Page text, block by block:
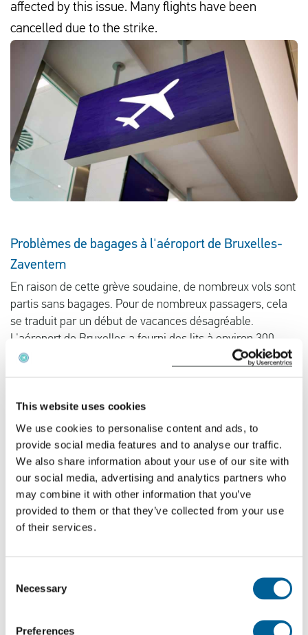
This website uses cookies
We use cookies to personalise content and ads, to
provide social media features and to analyse our traffic.
We also share information about your use of our site with
our social media, advertising and analytics partners who
may combine it with other information that you’ve
provided to them or that they’ve collected from your use
of their services.
Selection
Necessary
Preferences
Contrôler la compensation
A propos de nous
Contact
Français
Se connecter
affected by this issue. Many flights have been
cancelled due to the strike.
Problèmes de bagages à l'aéroport de Bruxelles-
Zaventem
En raison de cette grève soudaine, de nombreux vols sont
partis sans bagages. Pour de nombreux passagers, cela
se traduit par un début de vacances désagréable.
L'aéroport de Bruxelles a fourni des lits à environ 300
personnes, car de nombreux passagers n'ont pas eu
Le syndicat indique qu'Aviapartner poursuivra la grève
jusqu'à mardi. Après avoir discuté avec la direction
dimanche, celle-ci n'est pas parvenue à un accord.
Cependant, les discussions entre le syndicat et la direction
ont repris lundi. Par ailleurs, la grève a entraîné
l'annulation d'environ 150 vols dimanche, affectant 29
chaos en ce qui concerne les bagages laissés sur place.
L'aéroport conseille aux passagers de ne voyager qu'avec
intervient en plein milieu des vacances d'automne.